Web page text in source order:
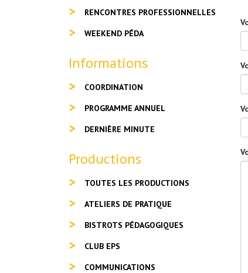
RENCONTRES PROFESSIONNELLES
WEEKEND PÉDA
Informations
COORDINATION
PROGRAMME ANNUEL
DERNIÈRE MINUTE
Productions
TOUTES LES PRODUCTIONS
ATELIERS DE PRATIQUE
BISTROTS PÉDAGOGIQUES
CLUB EPS
COMMUNICATIONS